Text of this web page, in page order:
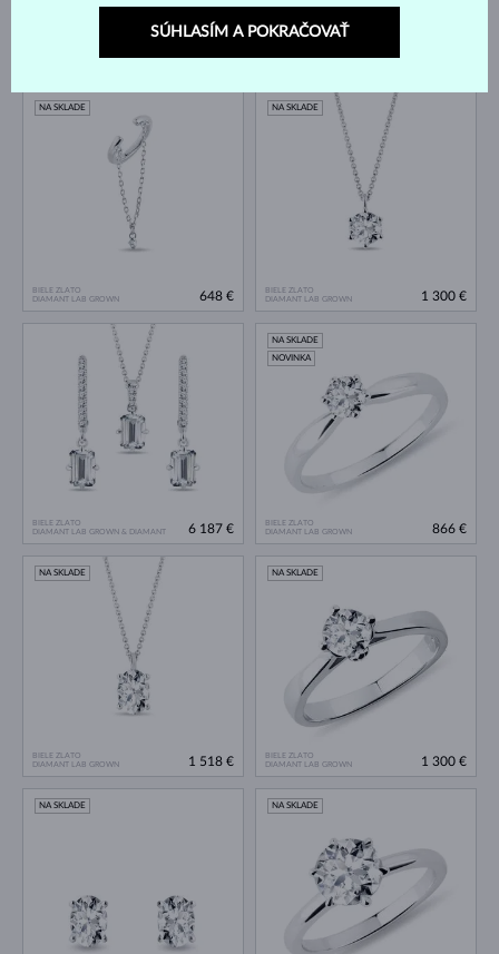
BIELE ZLATO
BIELE ZLATO
DIAMANT LAB GROWN
NA SKLADE
648 €
BIELE ZLATO
DIAMANT LAB GROWN
NA SKLADE
1 300 €
BIELE ZLATO
DIAMANT LAB GROWN & DIAMANT
6 187 €
BIELE ZLATO
DIAMANT LAB GROWN
NA SKLADE
NOVINKA
866 €
BIELE ZLATO
DIAMANT LAB GROWN
NA SKLADE
1 518 €
BIELE ZLATO
DIAMANT LAB GROWN
NA SKLADE
1 300 €
NA SKLADE NA SKLADE
SÚHLASÍM A POKRAČOVAŤ